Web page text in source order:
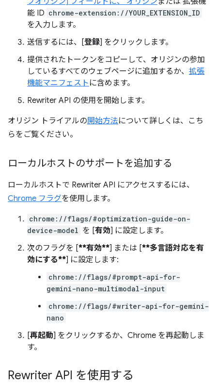
能 ID chrome-extension://YOUR_EXTENSION_ID
を入力します。
送信するには、[登録] をクリックします。
提供されたトークンをコピーして、オリジンの参加
しているすべてのウェブページに追加するか、 拡張
機能マニフェスト に含めます。
Rewriter API の使用を開始します。
オリジン トライアルの開始方法について詳しくは、こち
らをご覧ください。
ローカルホストのサポートを追加する
ローカルホストで Rewriter API にアクセスするには、
Chrome フラグを使用します。
chrome://flags/#optimization-guide-on-
device-model を [有効] に設定します。
次のフラグを [**有効**] または [**多言語対応を有
効にする**] に設定します:
chrome://flags/#prompt-api-for-
gemini-nano-multimodal-input
chrome://flags/#writer-api-for-gemini-
nano
[再起動] をクリックするか、Chrome を再起動しま
す。
Rewriter API を使用する